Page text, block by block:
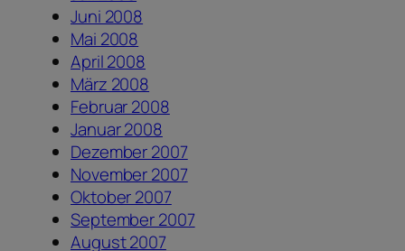
Juni 2008
Mai 2008
April 2008
März 2008
Februar 2008
Januar 2008
Dezember 2007
November 2007
Oktober 2007
September 2007
August 2007